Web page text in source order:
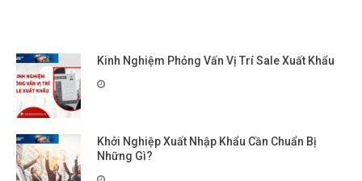
Kinh Nghiệm Phỏng Vấn Vị Trí Sale Xuất Khẩu
Khởi Nghiệp Xuất Nhập Khẩu Cần Chuẩn Bị
Những Gì?